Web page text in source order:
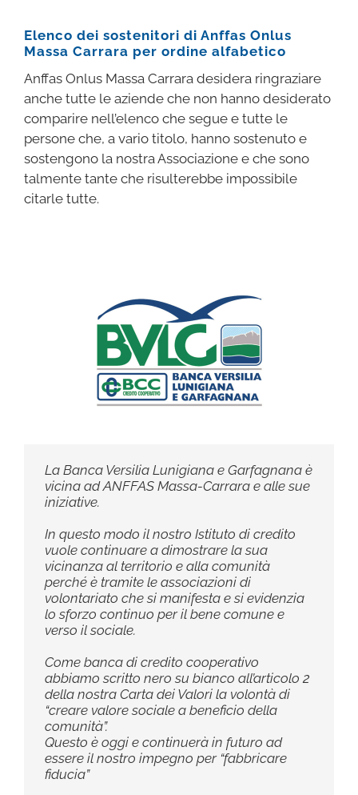
Elenco dei sostenitori di Anffas Onlus
Massa Carrara per ordine alfabetico
Anffas Onlus Massa Carrara desidera ringraziare
anche tutte le aziende che non hanno desiderato
comparire nell’elenco che segue e tutte le
persone che, a vario titolo, hanno sostenuto e
sostengono la nostra Associazione e che sono
talmente tante che risulterebbe impossibile
citarle tutte.
La Banca Versilia Lunigiana e Garfagnana è
vicina ad ANFFAS Massa-Carrara e alle sue
iniziative.
In questo modo il nostro Istituto di credito
vuole continuare a dimostrare la sua
vicinanza al territorio e alla comunità
perché è tramite le associazioni di
volontariato che si manifesta e si evidenzia
lo sforzo continuo per il bene comune e
verso il sociale.
Come banca di credito cooperativo
abbiamo scritto nero su bianco all’articolo 2
della nostra Carta dei Valori la volontà di
“creare valore sociale a beneficio della
comunità”.
Questo è oggi e continuerà in futuro ad
essere il nostro impegno per “fabbricare
fiducia”